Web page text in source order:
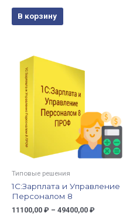
В корзину
Типовые решения
1С:Зарплата и Управление
Персоналом 8
11100,00 ₽ – 49400,00 ₽